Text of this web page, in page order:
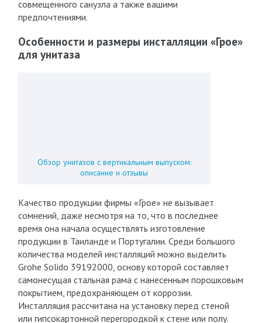
совмещенного санузла а также вашими
предпочтениями.
Особенности и размеры инсталляции «Грое»
для унитаза
Обзор унитазов с вертикальным выпуском:
описание и отзывы
Качество продукции фирмы «Грое» не вызывает
сомнений, даже несмотря на то, что в последнее
время она начала осуществлять изготовление
продукции в Таиланде и Португалии. Среди большого
количества моделей инсталляций можно выделить
Grohe Solido 39192000, основу которой составляет
самонесущая стальная рама с нанесенным порошковым
покрытием, предохраняющем от коррозии.
Инсталляция рассчитана на установку перед стеной
или гипсокартонной перегородкой к стене или полу.